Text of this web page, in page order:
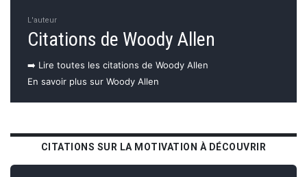
L'auteur
Citations de Woody Allen
➡️ Lire toutes les citations de Woody Allen
En savoir plus sur Woody Allen
CITATIONS SUR LA MOTIVATION À DÉCOUVRIR